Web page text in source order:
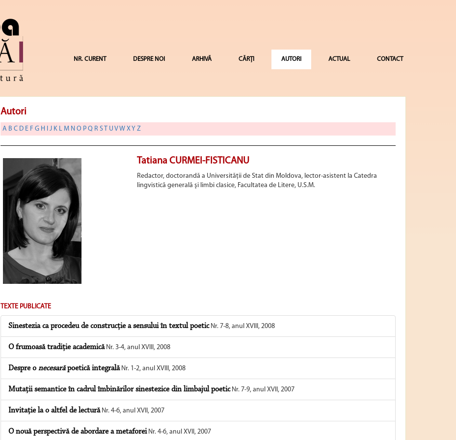
NR. CURENT DESPRE NOI ARHIVĂ CĂRȚI AUTORI ACTUAL CONTACT
Autori
A B C D E F G H J K L M N O P Q R ST U VW XY Z
Tatiana CURMEI-FISTICANU
Redactor, doctorandă a Universităţii de Stat din Moldova, lector-asistent la Catedra
lingvistică generală şi limbi clasice, Facultatea de Litere, U.S.M.
TEXTE PUBLICATE
Sinestezia ca procedeu de construcţie a sensului în textul poeticNr. 7-8, anul XVIII, 2008
O frumoasă tradiţie academicăNr. 3-4, anul XVIII, 2008
Despre o necesarăpoetică integralăNr. 1-2, anul XVIII, 2008
Mutaţii semantice în cadrul îmbinărilor sinestezice din limbajul poeticNr. 7-9, anul XVII, 2007
Invitaţie la o altfel de lecturăNr. 4-6, anul XVII, 2007
O nouă perspectivă de abordare a metaforeiNr. 4-6, anul XVII, 2007